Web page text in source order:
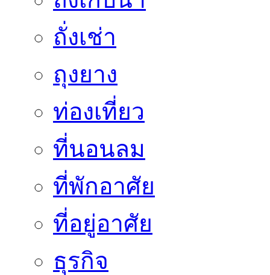
ถั่งเช่า
ถุงยาง
ท่องเที่ยว
ที่นอนลม
ที่พักอาศัย
ที่อยู่อาศัย
ธุรกิจ